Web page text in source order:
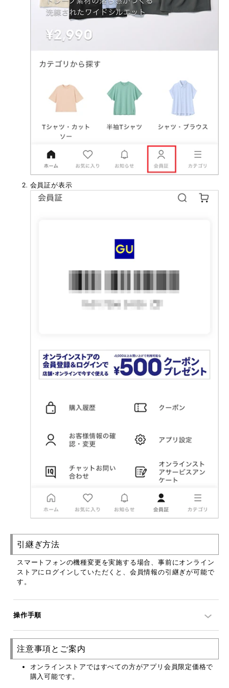
会員証が表示
引継ぎ方法
スマートフォンの機種変更を実施する場合、事前にオンライン
ストアにログインしていただくと、会員情報の引継ぎが可能で
す。
操作手順
注意事項とご案内
オンラインストアではすべての方がアプリ会員限定価格で
購入可能です。